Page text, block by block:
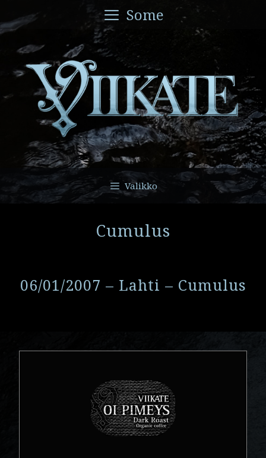
sisältöön
Some
Valikko
Cumulus
06/01/2007 – Lahti – Cumulus